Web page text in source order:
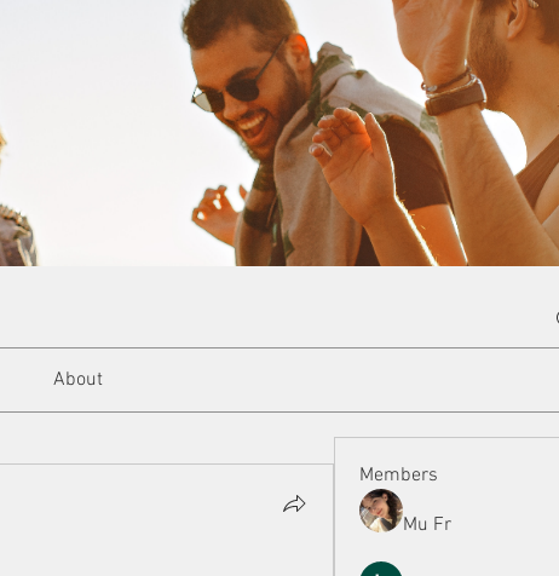
About
Members
Mu Fr